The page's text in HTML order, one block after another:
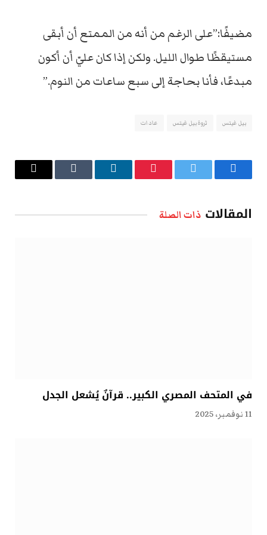
مضيفََا:”على الرغم من أنه من الممتع أن أبقى
مستيقظًا طوال الليل. ولكن إذا كان عليّ أن أكون
مبدعًا، فأنا بحاجة إلى سبع ساعات من النوم.”
بيل غيتس ثروة بيل غيتس عادات
فيسبوك تويتر بينتيريستلينكدإن Tumblr
البريد
المقالات ذات الصلة
في المتحف المصري الكبير.. قرآنٌ يُشعل الجدل
11 نوفمبر، 2025